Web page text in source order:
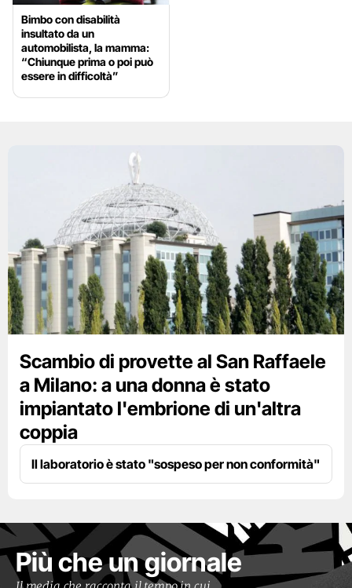
Bimbo con disabilità
insultato da un
automobilista, la mamma:
“Chiunque prima o poi può
essere in difficoltà”
Scambio di provette al San Raffaele
a Milano: a una donna è stato
impiantato l'embrione di un'altra
coppia
Il laboratorio è stato "sospeso per non conformità"
Più che un giornale